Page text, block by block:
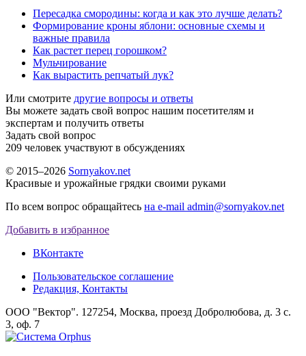
Пересадка смородины: когда и как это лучше делать?
Формирование кроны яблони: основные схемы и
важные правила
Как растет перец горошком?
Мульчирование
Как вырастить репчатый лук?
Или смотрите другие вопросы и ответы
Вы можете задать свой вопрос нашим посетителям и
экспертам и получить ответы
Задать свой вопрос
209 человек участвуют в обсуждениях
© 2015–2026 Sornyakov.net
Красивые и урожайные грядки своими руками
По всем вопрос обращайтесь на e-mail admin@sornyakov.net
Добавить в избранное
ВКонтакте
Пользовательское соглашение
Редакция, Контакты
ООО "Вектор". 127254, Москва, проезд Добролюбова, д. 3 с.
3, оф. 7